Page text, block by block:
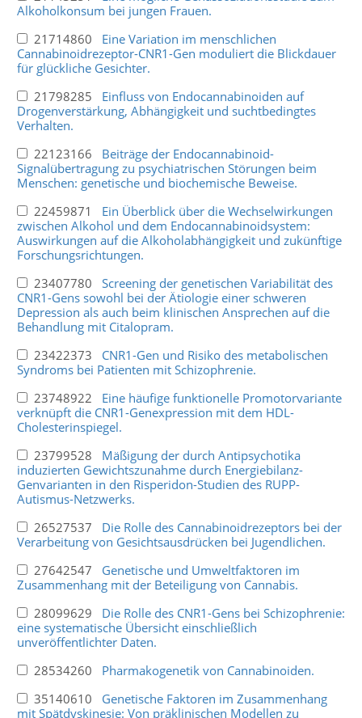
Alkoholkonsum bei jungen Frauen.
21714860 Eine Variation im menschlichen
Cannabinoidrezeptor-CNR1-Gen moduliert die Blickdauer
für glückliche Gesichter.
21798285 Einfluss von Endocannabinoiden auf
Drogenverstärkung, Abhängigkeit und suchtbedingtes
Verhalten.
22123166 Beiträge der Endocannabinoid-
Signalübertragung zu psychiatrischen Störungen beim
Menschen: genetische und biochemische Beweise.
22459871 Ein Überblick über die Wechselwirkungen
zwischen Alkohol und dem Endocannabinoidsystem:
Auswirkungen auf die Alkoholabhängigkeit und zukünftige
Forschungsrichtungen.
23407780 Screening der genetischen Variabilität des
CNR1-Gens sowohl bei der Ätiologie einer schweren
Depression als auch beim klinischen Ansprechen auf die
Behandlung mit Citalopram.
23422373 CNR1-Gen und Risiko des metabolischen
Syndroms bei Patienten mit Schizophrenie.
23748922 Eine häufige funktionelle Promotorvariante
verknüpft die CNR1-Genexpression mit dem HDL-
Cholesterinspiegel.
23799528 Mäßigung der durch Antipsychotika
induzierten Gewichtszunahme durch Energiebilanz-
Genvarianten in den Risperidon-Studien des RUPP-
Autismus-Netzwerks.
26527537 Die Rolle des Cannabinoidrezeptors bei der
Verarbeitung von Gesichtsausdrücken bei Jugendlichen.
27642547 Genetische und Umweltfaktoren im
Zusammenhang mit der Beteiligung von Cannabis.
28099629 Die Rolle des CNR1-Gens bei Schizophrenie:
eine systematische Übersicht einschließlich
unveröffentlichter Daten.
28534260 Pharmakogenetik von Cannabinoiden.
35140610 Genetische Faktoren im Zusammenhang
mit Spätdyskinesie: Von präklinischen Modellen zu